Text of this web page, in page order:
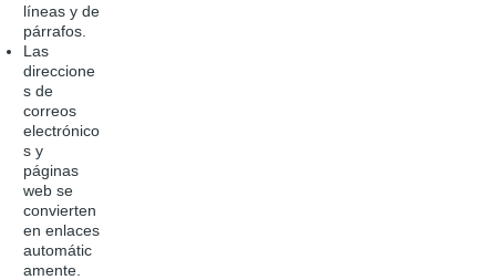
líneas y de
párrafos.
Las
direccione
s de
correos
electrónico
s y
páginas
web se
convierten
en enlaces
automátic
amente.